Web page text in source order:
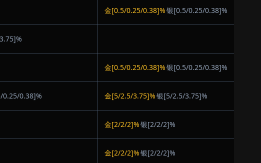
金[0.5/0.25/0.38]%银[0.5/0.25/0.38]%
金[0.5/0.25/0.38]%银[0.5/0.25/0.38]%
0.25/0.38]% 金[5/2.5/3.75]%银[5/2.5/3.75]%
金[2/2/2]%银[2/2/2]%
金[2/2/2]%银[2/2/2]%